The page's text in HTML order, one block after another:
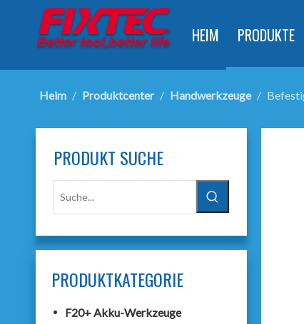
HEIM PRODUKTE
Heim / Produktcenter / Handwerkzeuge /
PRODUKT SUCHE
PRODUKTKATEGORIE
F20+ Akku-Werkzeuge